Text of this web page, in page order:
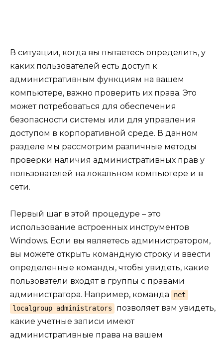
В ситуации, когда вы пытаетесь определить, у
каких пользователей есть доступ к
административным функциям на вашем
компьютере, важно проверить их права. Это
может потребоваться для обеспечения
безопасности системы или для управления
доступом в корпоративной среде. В данном
разделе мы рассмотрим различные методы
проверки наличия административных прав у
пользователей на локальном компьютере и в
сети.
Первый шаг в этой процедуре – это
использование встроенных инструментов
Windows. Если вы являетесь администратором,
вы можете открыть командную строку и ввести
определенные команды, чтобы увидеть, какие
пользователи входят в группы с правами
администратора. Например, команда
net
localgroup administrators
позволяет вам увидеть,
какие учетные записи имеют
административные права на вашем